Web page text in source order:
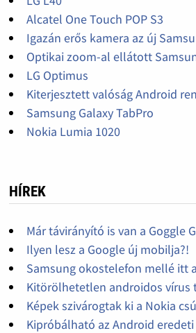
Alcatel One Touch POP S3
Igazán erős kamera az új
Optikai zoom-al ellátott
LG Optimus
Kiterjesztett valóság Android
Samsung Galaxy TabPro
Nokia Lumia 1020
HÍREK
Már távirányító is van a Goggle
Ilyen lesz a Google új mobilja?!
Samsung okostelefon mellé itt
Kitörölhetetlen androidos vírus
Képek szivárogtak ki a Nokia
Kipróbálható az Android